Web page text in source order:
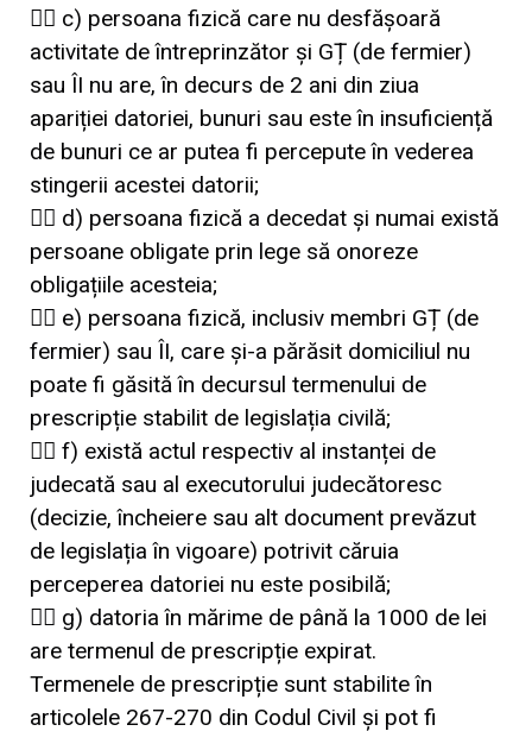
👉🏼 c) persoana fizică care nu desfășoară
activitate de întreprinzător și GȚ (de fermier)
sau ÎI nu are, în decurs de 2 ani din ziua
apariției datoriei, bunuri sau este în insuficiență
de bunuri ce ar putea fi percepute în vederea
stingerii acestei datorii;
👉🏼 d) persoana fizică a decedat și numai există
persoane obligate prin lege să onoreze
obligațiile acesteia;
👉🏼 e) persoana fizică, inclusiv membri GȚ (de
fermier) sau ÎI, care și-a părăsit domiciliul nu
poate fi găsită în decursul termenului de
prescripție stabilit de legislația civilă;
👉🏼 f) există actul respectiv al instanței de
judecată sau al executorului judecătoresc
(decizie, încheiere sau alt document prevăzut
de legislația în vigoare) potrivit căruia
perceperea datoriei nu este posibilă;
👉🏼 g) datoria în mărime de până la 1000 de lei
are termenul de prescripție expirat.
Termenele de prescripție sunt stabilite în
articolele 267-270 din Codul Civil și pot fi